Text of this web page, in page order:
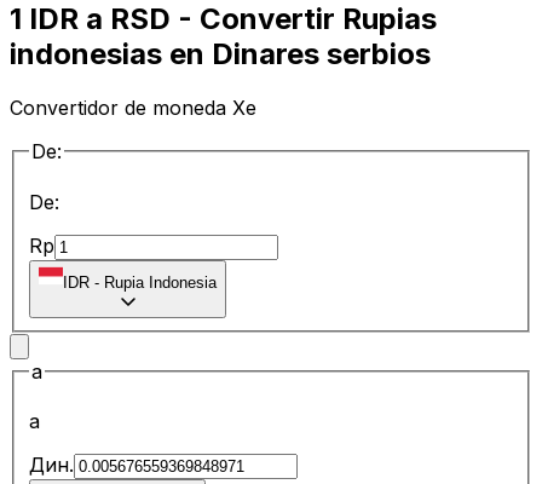
1 IDR a RSD - Convertir Rupias
indonesias en Dinares serbios
Convertidor de moneda Xe
De:
De:
Rp
IDR - Rupia Indonesia
a
a
Дин.